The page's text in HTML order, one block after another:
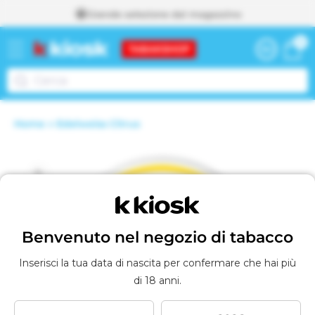
ai contenuti
Grande selezione dal magazzino
Carrello
0
0
articoli
i
c
Vai al Carrello
Home Edelweiss Citrus
Benvenuto nel negozio di tabacco
Inserisci la tua data di nascita per confermare che hai più
di 18 anni.
informazioni